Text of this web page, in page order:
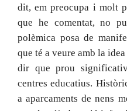
dit, em preocupa i molt
que he comentat, no
polèmica posa de
que té a veure amb la
dir que prou
centres educatius.
a aparcaments de nens